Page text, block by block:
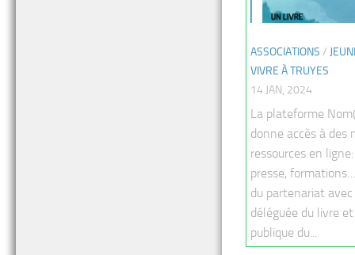
ASSOCIATIONS /
VIVRE À TRUYES
14 JAN, 2024
La plateforme
donne accès à des
ressources en
presse,
du partenariat
déléguée du livre
publique du...